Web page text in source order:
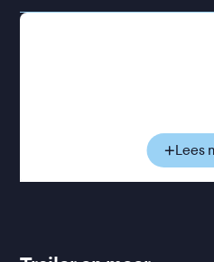
Choo is zestien en een
Gina en Vanessa. Zij
tegen de regels aan te
vier onafscheidelijk.
Lees